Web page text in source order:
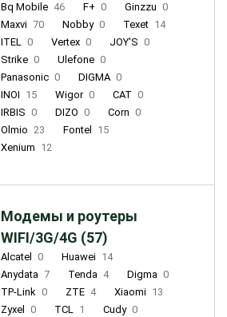
Bq Mobile 46 F+ 0 Ginzzu 0
Maxvi 70 Nobby 0 Texet 14
ITEL 0 Vertex 0 JOY'S 0
Strike 0 Ulefone 0
Panasonic 0 DIGMA 0
INOI 15 Wigor 0 CAT 0
IRBIS 0 DIZO 0 Corn 0
Olmio 23 Fontel
15
Xenium 12
Модемы и роутеры
WIFI/3G/4G (57)
Alcatel 0 Huawei 14
Anydata 7 Tenda 4 Digma 0
TP-Link 0 ZTE 4 Xiaomi 13
Zyxel
0 TCL 1 Cudy 0